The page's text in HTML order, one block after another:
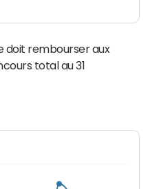
doit rembourser aux
total au 31